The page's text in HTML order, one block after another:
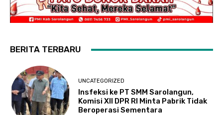
BERITA TERBARU
UNCATEGORIZED
Insfeksi ke PT SMM Sarolangun,
Komisi XII DPR RI Minta Pabrik Tidak
Beroperasi Sementara